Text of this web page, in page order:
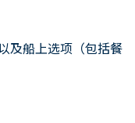
及船上选项（包括餐